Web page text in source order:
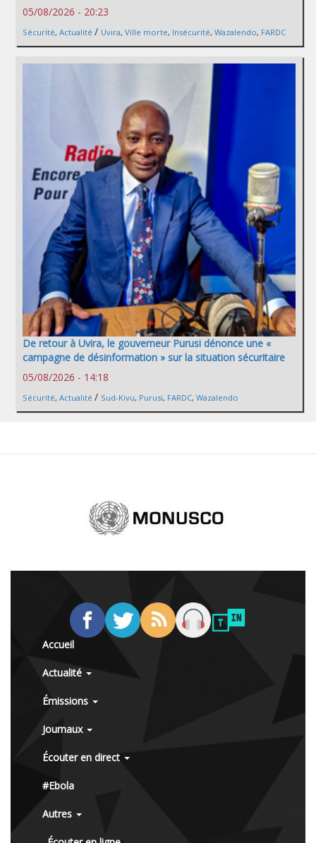
05/08/2026 - 20:23
Sécurité, Actualité / Uvira, Ville morte, Insécurité, Wazalendo, FARDC
De retour à Uvira, le gouverneur Purusi dénonce une «
campagne de désinformation » sur la situation sécuritaire
05/08/2026 - 14:18
Sécurité, Actualité / Sud-Kivu, Purusi, FARDC, Wazalendo
Accueil
Actualité
Émissions
Journaux
Écouter en direct
#Ebola
Autres